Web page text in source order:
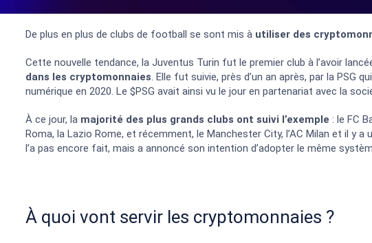
De plus en plus de clubs de football se sont mis à utiliser des
Cette nouvelle tendance, la Juventus Turin fut le premier club à l’avoir
dans les cryptomonnaies. Elle fut suivie, près d’un an après, par la PSG
numérique en 2020. Le $PSG avait ainsi vu le jour en partenariat avec la
À ce jour, la majorité des plus grands clubs ont suivi l’exemple : le FC
Roma, la Lazio Rome, et récemment, le Manchester City, l’AC Milan et il y a
l’a pas encore fait, mais a annoncé son intention d’adopter le même
À quoi vont servir les cryptomonnaies ?